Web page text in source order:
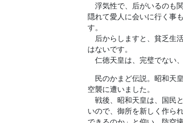
浮気性で、后がいるのも
隠れて愛人に会いに行く事
す。
后からしますと、貧乏生
はないです。
仁徳天皇は、完璧でない
民のかまど伝説。昭和天
空襲に遭いました。
戦後、昭和天皇は、国民
いので、御所を新しく作ら